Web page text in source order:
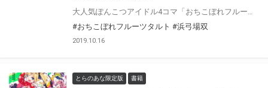
#おちこぼれフルーツタルト #浜弓場双
2019.10.16
とらのあな限定版 書籍